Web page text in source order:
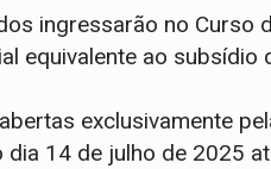
ingressarão no Curso
equivalente ao subsídio
exclusivamente
14 de julho de 2025